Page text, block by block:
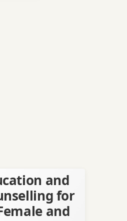
and
for
and